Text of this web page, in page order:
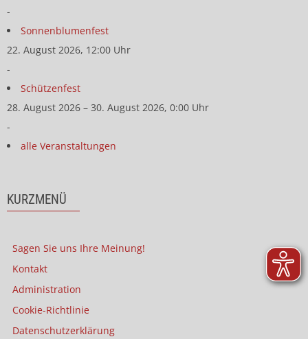
-
Sonnenblumenfest
22. August 2026, 12:00 Uhr
-
Schützenfest
28. August 2026 – 30. August 2026, 0:00 Uhr
-
alle Veranstaltungen
KURZMENÜ
Sagen Sie uns Ihre Meinung!
Kontakt
Administration
Cookie-Richtlinie
Datenschutzerklärung